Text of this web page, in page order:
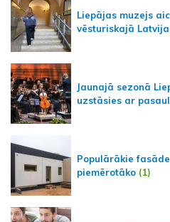
Liepājas muzejs
vēsturiskajā
Jaunajā sezonā
uzstāsies ar
Populārākie
piemērotāko (1)